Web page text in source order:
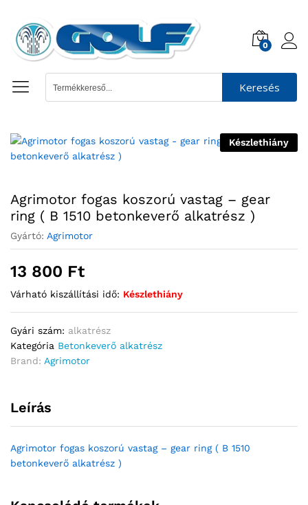
0
Keresés
Készlethiány
Agrimotor fogas koszorú vastag – gear
ring ( B 1510 betonkeverő alkatrész )
Gyártó: Agrimotor
13 800 Ft
Várható kiszállítási idő: Készlethiány
Gyári szám: alkatrész
Kategória Betonkeverő alkatrész
Brand: Agrimotor
Leírás
Agrimotor fogas koszorú vastag – gear ring ( B 1510
betonkeverő alkatrész )